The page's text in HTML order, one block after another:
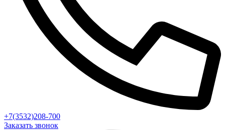
+7(3532)208-700
Заказать звонок